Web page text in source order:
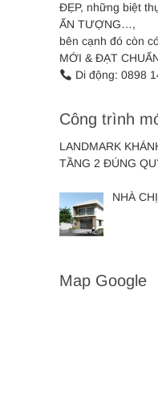
ĐẸP, những biệt
ẤN TƯỢNG…,
bên cạnh đó còn
MỚI & ĐẠT
Di động: 0898
Công trình
LANDMARK
TẦNG 2 ĐÚNG
NHÀ
Map Google